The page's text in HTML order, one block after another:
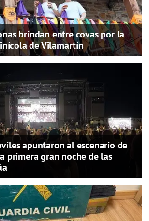
brindan entre covas por la
de Vilamartín
apuntaron al escenario de
primera gran noche de las